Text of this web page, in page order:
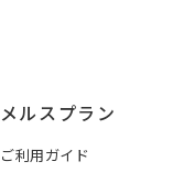
メルスプラン
ご利用ガイド